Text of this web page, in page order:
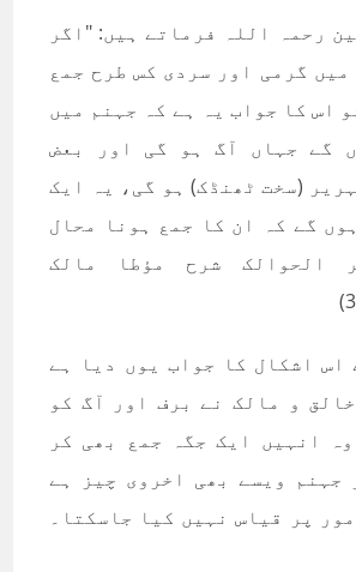
رحمہ اللہ فرماتے ہیں: "اگر
گرمی اور سردی کس طرح جمع
اس کا جواب یہ ہے کہ جہنم میں
گے جہاں آگ ہو گی اور بعض
(سخت ٹھنڈک) ہو گی، یہ ایک
گے کہ ان کا جمع ہونا محال
الحوالک شرح مؤطا مالک
اس اشکال کا جواب یوں دیا ہے
و مالک نے برف اور آگ کو
انہیں ایک جگہ جمع بھی کر
جہنم ویسے بھی اخروی چیز ہے
پر قیاس نہیں کیا جاسکتا۔